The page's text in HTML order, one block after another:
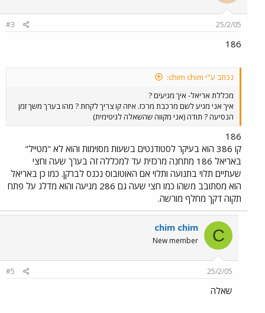
25/2/05
#3
186
נכתב ע"י chim chim:
מכללת אריאל- איך מגיעים ?
איך אני מגיע לשם מרכבת מרכז. איזה קו צריך לקחת ? מהו בערך משך זמן
הנסיעה ? תודה (אני מקווה שהשאלה לגיטימית)
186
קו 386 הוא בעיקר לסטודנטים בשעות מסוימות והוא לא "מטייל"
באריאל 186 מתחנה מרכזית עד למכללה זה בערך שעה וחצי
שעתיים תלוי בתנועה ותלוי אם האוטובוס נכנס לברקן. כמו כן באריאל
הוא מסתובב משהו כמו חצי שעה גם 286 מגיעה והוא מדלג על פתח
תקוה דקך מחלף מורשה.
C
chim chim
New member
25/2/05
#5
שאלה